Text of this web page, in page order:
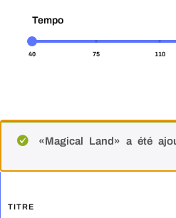
Tempo
40 75 110
«Magical Land» a été
TITRE